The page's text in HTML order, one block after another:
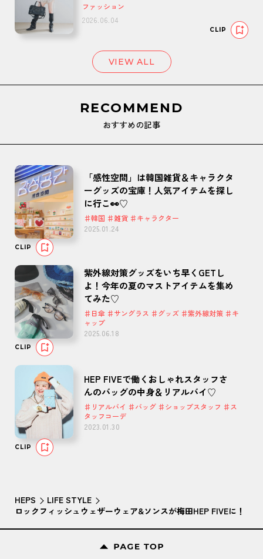
ファッション
2026.06.04
CLIP
VIEW ALL
RECOMMEND
おすすめの記事
「感性空間」は韓国雑貨＆キャラクタ
ーグッズの宝庫！人気アイテムを探し
に行こ👀♡
♯韓国 ♯雑貨 ♯キャラクター
2025.01.24
CLIP
紫外線対策グッズをいち早くGETし
よ！今年の夏のマストアイテムを集め
てみた♡
♯日傘 ♯サングラス ♯グッズ ♯紫外線対策 ♯キ
ャップ
2025.06.18
CLIP
HEP FIVEで働くおしゃれスタッフさ
んのバッグの中身＆リアルバイ♡
♯リアルバイ ♯バッグ ♯ショップスタッフ ♯ス
タッフコーデ
2023.01.30
CLIP
HEPS
LIFE STYLE
ロックフィッシュウェザーウェア&ソンスが梅田HEP FIVEに！